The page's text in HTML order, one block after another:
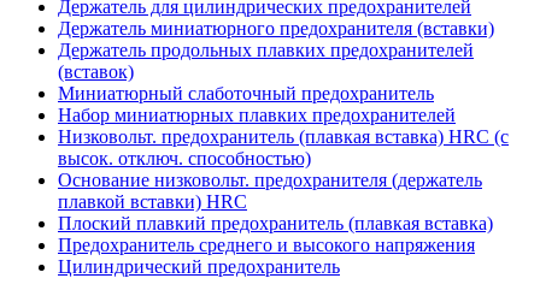
Держатель для цилиндрических предохранителей
Держатель миниатюрного предохранителя (вставки)
Держатель продольных плавких предохранителей
(вставок)
Миниатюрный слаботочный предохранитель
Набор миниатюрных плавких предохранителей
Низковольт. предохранитель (плавкая вставка) HRC (с
высок. отключ. способностью)
Основание низковольт. предохранителя (держатель
плавкой вставки) HRC
Плоский плавкий предохранитель (плавкая вставка)
Предохранитель среднего и высокого напряжения
Цилиндрический предохранитель